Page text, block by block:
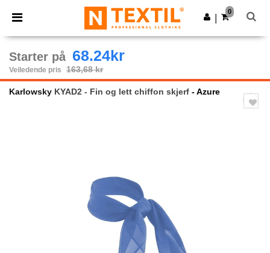
× Ntextil-app
Bedre priser i appen!
Last ned app
0
Starter på 68.24kr
Veiledende pris 163,68 kr
Karlowsky KYAD2 - Fin og lett chiffon skjerf - Azure